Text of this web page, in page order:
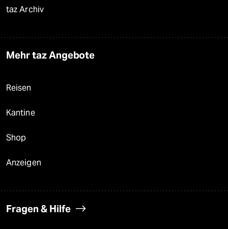
taz Archiv
Mehr taz Angebote
Reisen
Kantine
Shop
Anzeigen
Fragen & Hilfe